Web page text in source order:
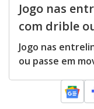
Jogo nas
com drible
Jogo nas
ou passe em